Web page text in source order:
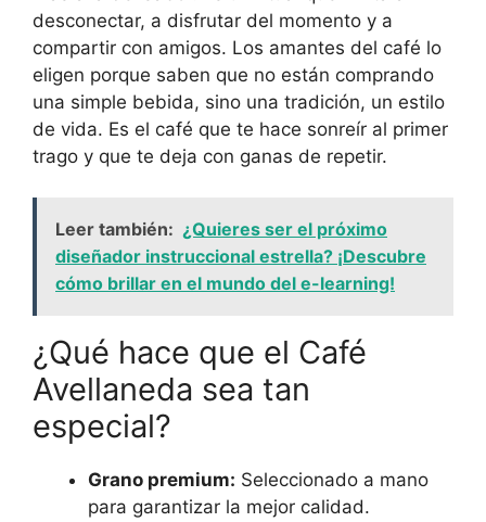
desconectar, a disfrutar del momento y a
compartir con amigos. Los amantes del café lo
eligen porque saben que no están comprando
una simple bebida, sino una tradición, un estilo
de vida. Es el café que te hace sonreír al primer
trago y que te deja con ganas de repetir.
Leer también: ¿Quieres ser el próximo
diseñador instruccional estrella? ¡Descubre
cómo brillar en el mundo del e-learning!
¿Qué hace que el Café
Avellaneda sea tan
especial?
Grano premium: Seleccionado a mano
para garantizar la mejor calidad.